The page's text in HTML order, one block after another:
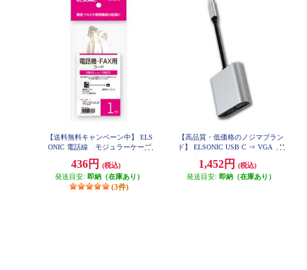
【送料無料キャンペーン中】 ELS
ONIC 電話線 モジュラーケーブ
436円
(税込)
発送目安: 即納（在庫あり）
(3件)
【高品質・低価格のノジマブラン
ド】 ELSONIC USB C ⇒ VGA・H
1,452円
(税込)
発送目安: 即納（在庫あり）